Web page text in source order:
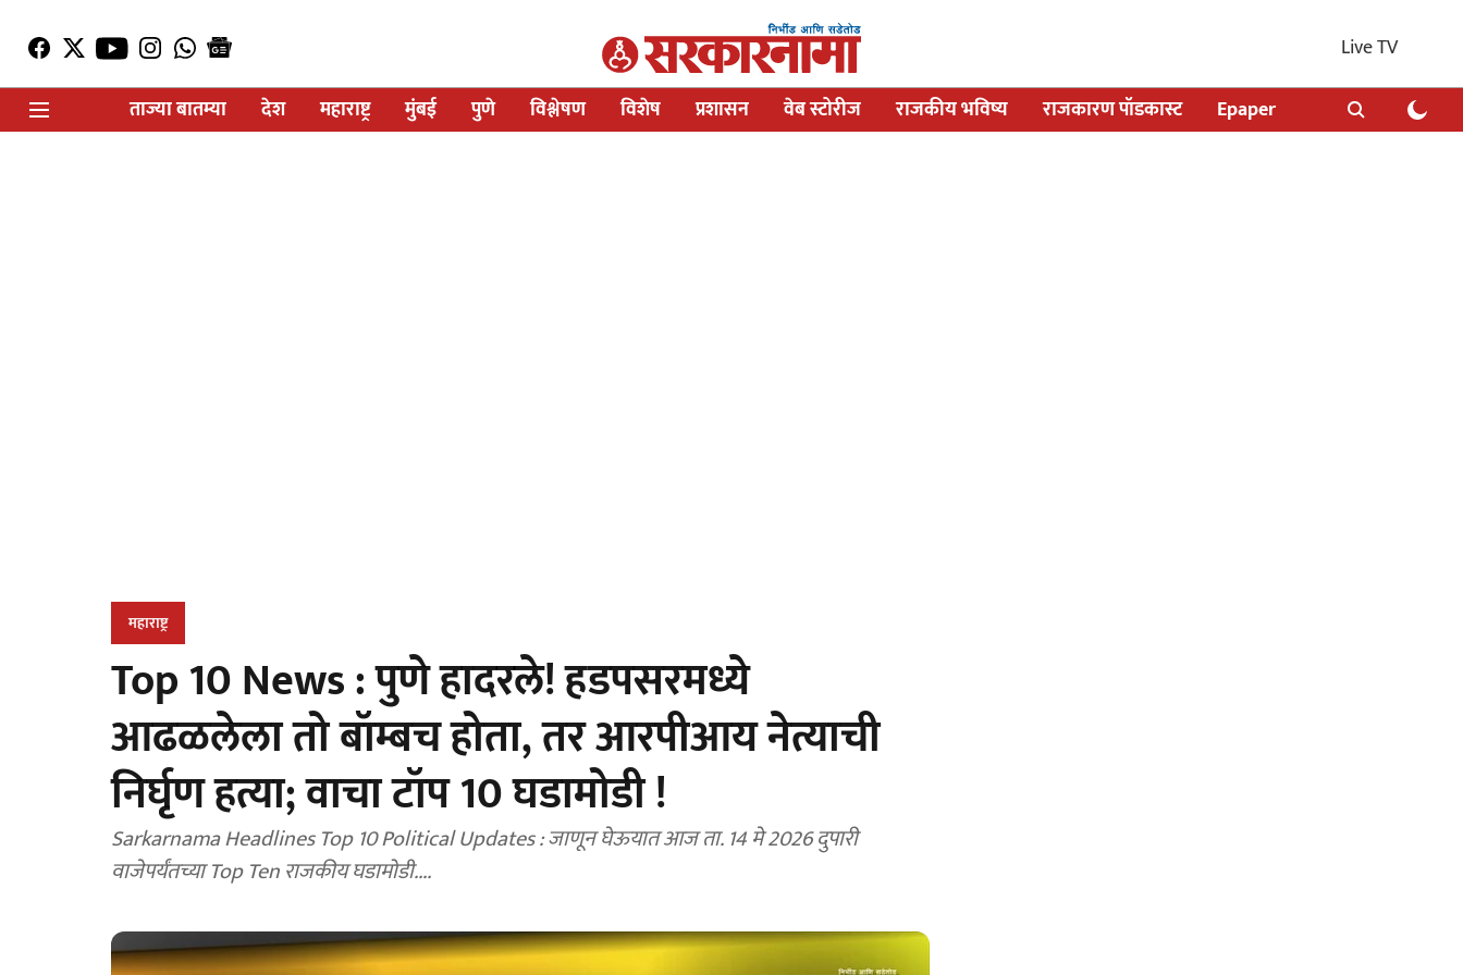
Live TV
ताज्या बातम्या
देश महाराष्ट्र मुंबई पुणे विश्लेषण विशेष प्रशासन वेब स्टोरीज राजकीय भविष्य राजकारण पॉडकास्ट Epaper
महाराष्ट्र
Top 10 News : पुणे हादरले! हडपसरमध्ये
आढळलेला तो बॉम्बच होता, तर आरपीआय नेत्याची
निर्घृण हत्या; वाचा टॉप 10 घडामोडी !
Sarkarnama Headlines Top 10 Political Updates : जाणून घेऊयात आज ता. 14 मे 2026 दुपारी
वाजेपर्यंतच्या Top Ten राजकीय घडामोडी....